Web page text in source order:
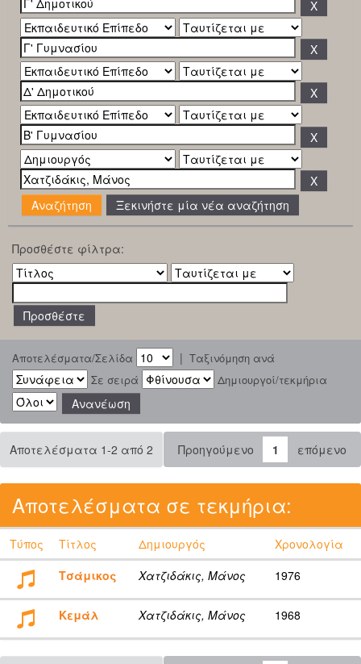
Ξεκινήστε μία νέα αναζήτηση
Προσθέστε φίλτρα:
Αποτελέσματα/Σελίδα | Ταξινόμηση ανά
Σε σειρά
Δημιουργοί/τεκμήρια
Αποτελέσματα 1-2 από 2 Προηγούμενο 1 επόμενο
Αποτελέσματα σε τεκμήρια:
Τύπος Τίτλος Δημιουργός
Χρονολογία
Τσάμικος
Χατζιδάκις, Μάνος 1976
Κεμάλ Χατζιδάκις, Μάνος 1968